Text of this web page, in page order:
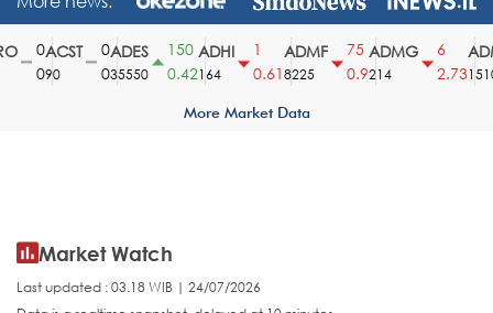
ACST
90
ADES
35550
150
0.42
ADHI
164
0.61
ADMF
8225
75
0.9
ADMG
214
2.731510
More Market Data
Market Watch
Last updated : 03.18 WIB | 24/07/2026